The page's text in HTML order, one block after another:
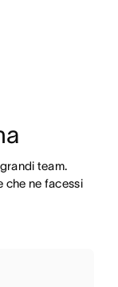
team.
che ne facessi